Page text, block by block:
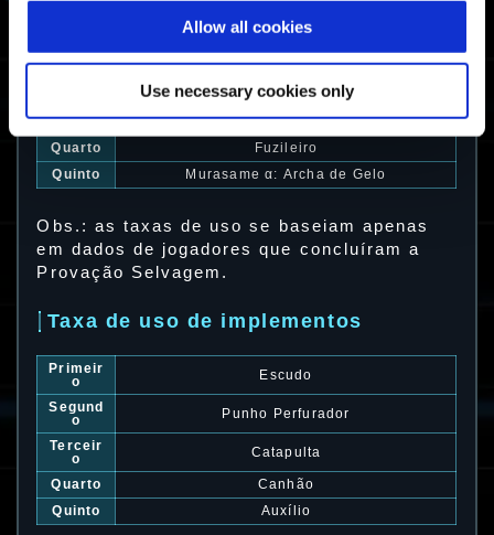
Allow all cookies
Use necessary cookies only
o
Nimbus
Quarto
Fuzileiro
Quinto
Murasame α: Archa de Gelo
Obs.: as taxas de uso se baseiam apenas
em dados de jogadores que concluíram a
Provação Selvagem.
Taxa de uso de implementos
Primeir
o
Escudo
Segund
o
Punho Perfurador
Terceir
o
Catapulta
Quarto
Canhão
Quinto
Auxílio